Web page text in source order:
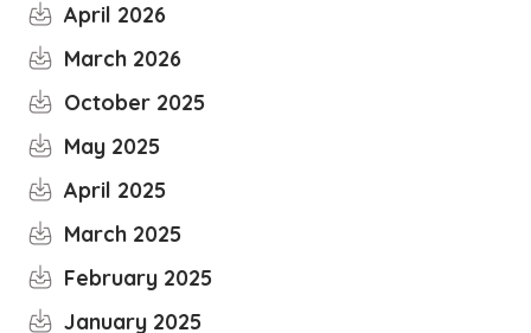
April 2026
March 2026
October 2025
May 2025
April 2025
March 2025
February 2025
January 2025